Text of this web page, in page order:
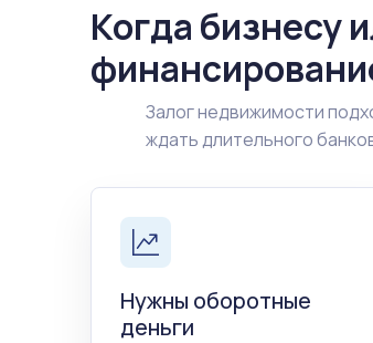
Когда бизнесу
Залог недвижимости
ждать длительного
Нужны оборотные
деньги